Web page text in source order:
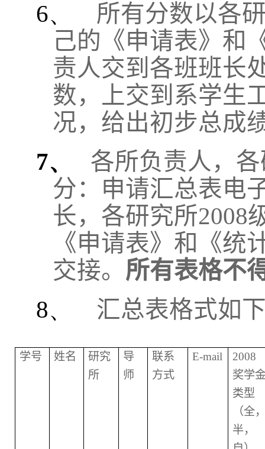
6、
所有分数以各
己的《申请表》和
责人交到各班班长
数，上交到系学生
况，给出初步总成
7、
各所负责人，
分：申请汇总表电
长，各研究所2008
《申请表》和《统
交接。 所有表格不
8、
汇总表格式如
学号 姓名
研究
所
导
师
联系
方式
E-mail
2008
奖学
类型
（全
半，